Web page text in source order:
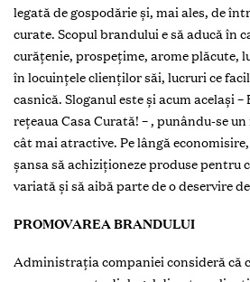
legată de gospodărie şi, mai ales, de
curate. Scopul brandului e să aducă în
curăţenie, prospeţime, arome plăcute,
în locuinţele clienţilor săi, lucruri ce
casnică. Sloganul este şi acum acelaşi
reţeaua Casa Curată! – , punându-se
cât mai atractive. Pe lângă
şansa să achiziţioneze produse pentru
variată şi să aibă parte de o deservire
PROMOVAREA BRANDULUI
Administraţia companiei consideră că